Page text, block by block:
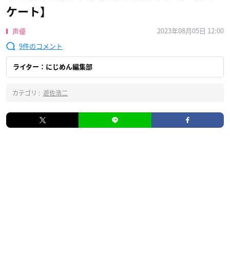
ケート】
声優
2023年08月05日 12:00
9
ライター：にじめん編集部
カテゴリ : 遊佐浩二